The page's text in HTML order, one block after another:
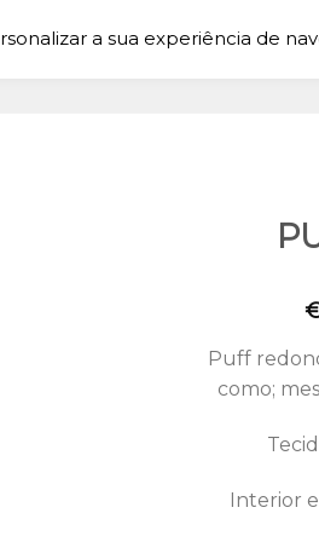
Puff
como;
Interior
a sua experiência de